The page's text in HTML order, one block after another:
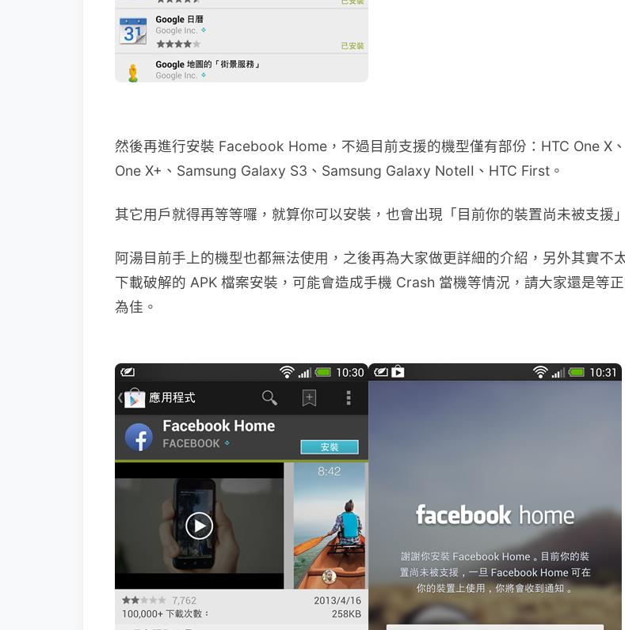
然後再進行安裝 Facebook Home，不過目前支援的機型僅有部份：HTC One X
One X+、Samsung Galaxy S3、Samsung Galaxy NoteII、HTC First。
其它用戶就得再等等囉，就算你可以安裝，也會出現「目前你的裝置尚未被支援
阿湯目前手上的機型也都無法使用，之後再為大家做更詳細的介紹，另外其實不
下載破解的 APK 檔案安裝，可能會造成手機 Crash 當機等情況，請大家還是等
為佳。